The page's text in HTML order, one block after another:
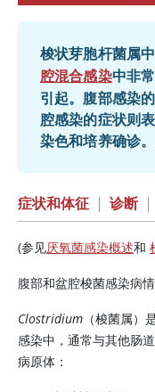
梭状芽胞杆菌属
腔混合感染中非
引起。腹部感染
腔感染的症状则
染色和培养确诊
症状和体征 | 诊断 |
(参见厌氧菌感染概述和
腹部和盆腔梭菌感染病
Clostridium （梭菌属
感染中，通常与其他肠
病原体：